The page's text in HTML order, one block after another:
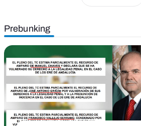
Prebunking